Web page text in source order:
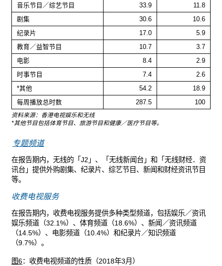
音乐节目／综艺节目
33.9
11.8
剧集
30.6
10.6
纪录片
17.0
5.9
教育／益智节目
10.7
3.7
电影
8.4
2.9
时事节目
7.4
2.6
*其他
54.2
18.9
每周播放总时数
287.5 100
资料来源：香港电视娱乐和无线
*其他节目包括体育节目、旅游节目和健康／医疗节目等。
专题频道
在报告期内，无线的「J2」、「无线新闻台」和「无线财经．资
讯台」提供外购剧集、纪录片、综艺节目、新闻和财经资讯节目
等。
收费电视服务
在报告期内，收费电视服务提供多种类型频道，包括娱乐／资讯
娱乐频道（32.1%）、体育频道（18.6%）、新闻／资讯频道
（14.5%）、电影频道（10.4%）和纪录片／知识频道
（9.7%）。
图6：收费电视频道的性质（2018年3月）